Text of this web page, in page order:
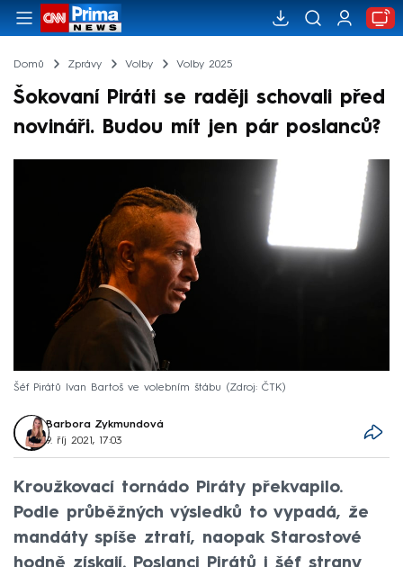
Domů Zprávy Volby Volby 2025
Šokovaní Piráti se raději schovali před
novináři. Budou mít jen pár poslanců?
Šéf Pirátů Ivan Bartoš ve volebním štábu Zdroj: ČTK
Barbora Zykmundová
9. říj 2021, 17:03
Kroužkovací tornádo Piráty překvapilo.
Podle průběžných výsledků to vypadá, že
mandáty spíše ztratí, naopak Starostové
hodně získají. Poslanci Pirátů i šéf strany